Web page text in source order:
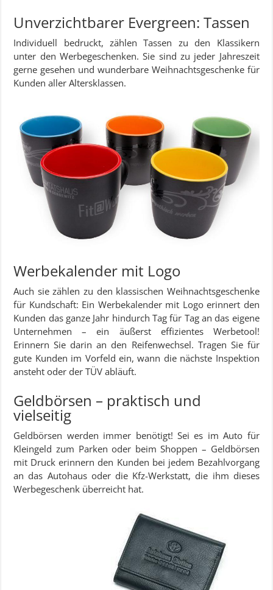
Unverzichtbarer Evergreen: Tassen
Individuell bedruckt, zählen Tassen zu den Klassikern
unter den Werbegeschenken. Sie sind zu jeder Jahreszeit
gerne gesehen und wunderbare Weihnachtsgeschenke für
Kunden aller Altersklassen.
Werbekalender mit Logo
Auch sie zählen zu den klassischen Weihnachtsgeschenke
für Kundschaft: Ein Werbekalender mit Logo erinnert den
Kunden das ganze Jahr hindurch Tag für Tag an das eigene
Unternehmen – ein äußerst effizientes Werbetool!
Erinnern Sie darin an den Reifenwechsel. Tragen Sie für
gute Kunden im Vorfeld ein, wann die nächste Inspektion
ansteht oder der TÜV abläuft.
Geldbörsen – praktisch und
vielseitig
Geldbörsen werden immer benötigt! Sei es im Auto für
Kleingeld zum Parken oder beim Shoppen – Geldbörsen
mit Druck erinnern den Kunden bei jedem Bezahlvorgang
an das Autohaus oder die Kfz-Werkstatt, die ihm dieses
Werbegeschenk überreicht hat.